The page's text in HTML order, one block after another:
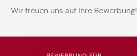
Wir freuen uns auf Ihre Bewerbung!